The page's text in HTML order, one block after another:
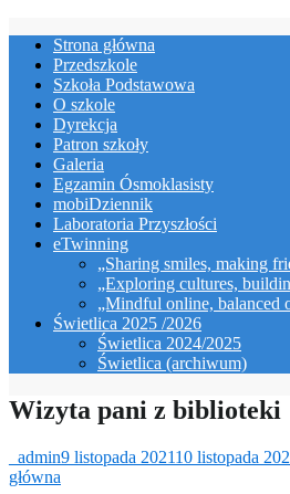
content
Strona główna
Przedszkole
Szkoła Podstawowa
O szkole
Dyrekcja
Patron szkoły
Galeria
Egzamin Ósmoklasisty
mobiDziennik
Laboratoria Przyszłości
eTwinning
„Sharing smiles, making
„Exploring cultures,
„Mindful online, balanced
Świetlica 2025 /2026
Świetlica 2024/2025
Świetlica (archiwum)
Wizyta pani z biblioteki
_admin9 listopada 202110 listopada
główna